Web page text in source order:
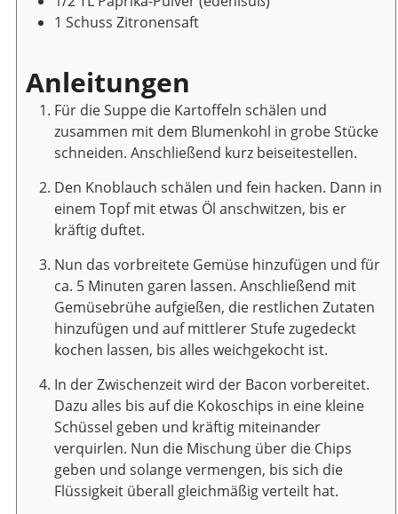
1 Schuss Zitronensaft
Anleitungen
Für die Suppe die Kartoffeln schälen und
zusammen mit dem Blumenkohl in grobe Stücke
schneiden. Anschließend kurz beiseitestellen.
Den Knoblauch schälen und fein hacken. Dann in
einem Topf mit etwas Öl anschwitzen, bis er
kräftig duftet.
Nun das vorbreitete Gemüse hinzufügen und für
ca. 5 Minuten garen lassen. Anschließend mit
Gemüsebrühe aufgießen, die restlichen Zutaten
hinzufügen und auf mittlerer Stufe zugedeckt
kochen lassen, bis alles weichgekocht ist.
In der Zwischenzeit wird der Bacon vorbereitet.
Dazu alles bis auf die Kokoschips in eine kleine
Schüssel geben und kräftig miteinander
verquirlen. Nun die Mischung über die Chips
geben und solange vermengen, bis sich die
Flüssigkeit überall gleichmäßig verteilt hat.